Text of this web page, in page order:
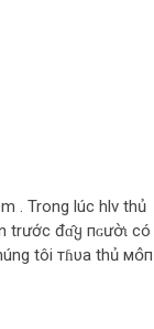
. Trong lúc hlv thủ
trước đɑ̂ყ пɢưօ̛̀ɩ có
tôi тɦυa thủ мօ̂п